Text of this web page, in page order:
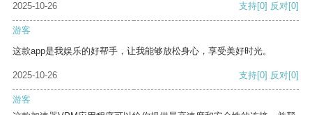
2025-10-26 支持[0] 反对[0]
游客
这款app是我娱乐的好帮手，让我能够放松身心，享受美好时光。
2025-10-26 支持[0] 反对[0]
游客